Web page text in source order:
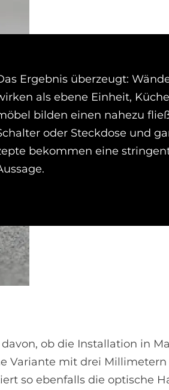
Ergebnis überzeugt:
als ebene Ein­heit,
bilden einen nahezu
oder Steck­dose und
be­kom­men eine
ob die Installation in
Variante mit drei
so ebenfalls die optische